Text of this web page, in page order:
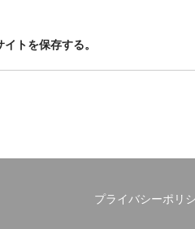
トを保存する。
プライバシーポリ